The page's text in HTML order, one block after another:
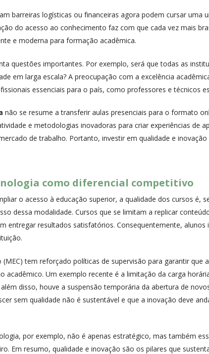
barreiras logísticas ou financeiras agora podem cursar uma
do acesso ao conhecimento faz com que cada vez mais
e moderna para formação acadêmica.
questões importantes. Por exemplo, será que todas as
em larga escala? A preocupação com a excelência
essenciais para o país, como professores e técnicos
não se resume a transferir aulas presenciais para o formato
e metodologias inovadoras para criar experiências de
de trabalho. Portanto, investir em qualidade e
como diferencial competitivo
o acesso à educação superior, a qualidade dos cursos é,
dessa modalidade. Cursos que se limitam a replicar
entregar resultados satisfatórios. Consequentemente, alunos
tem reforçado políticas de supervisão para garantir que
acadêmico. Um exemplo recente é a limitação da carga
disso, houve a suspensão temporária da abertura de
sem qualidade não é sustentável e que a inovação deve
por exemplo, não é apenas estratégico, mas também
Em resumo, qualidade e inovação são os pilares que